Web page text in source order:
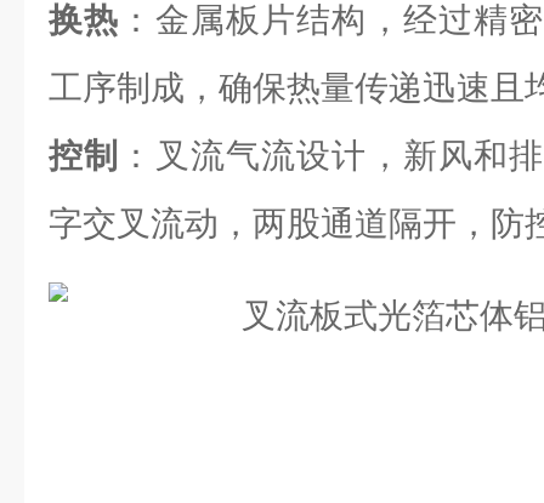
换热 ：金属板片结构，经过精
工序制成，确保热量传递迅速且
控制
：叉流气流设计，新风和
字交叉流动，两股通道隔开，防